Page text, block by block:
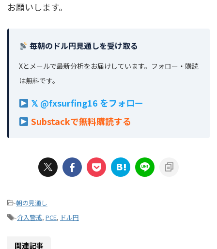
お願いします。
毎朝のドル円見通しを受け取る
Xとメールで最新分析をお届けしています。フォロー・購読
は無料です。
𝕏 @fxsurfing16 をフォロー
Substackで無料購読する
-朝の見通し
-介入警戒, PCE, ドル円
関連記事